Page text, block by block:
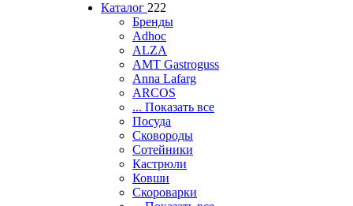
Каталог 222
Бренды
Adhoc
ALZA
AMT Gastroguss
Anna Lafarg
ARCOS
... Показать все
Посуда
Сковороды
Сотейники
Кастрюли
Ковши
Скороварки